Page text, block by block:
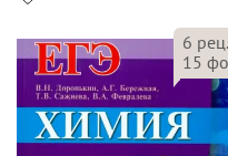
6 рец.
15